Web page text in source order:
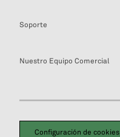
Soporte
Nuestro Equipo Comercial
Configuración de cookies